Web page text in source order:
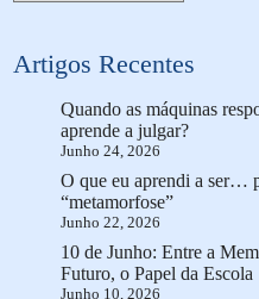
Artigos Recentes
Quando as máquinas
aprende a julgar?
Junho 24, 2026
O que eu aprendi a ser…
“metamorfose”
Junho 22, 2026
10 de Junho: Entre a
Futuro, o Papel da Escola
Junho 10, 2026